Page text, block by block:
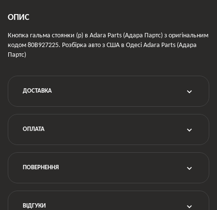
ОПИС
Кнопка гальма стоянки (p) в Adara Parts (Адара Партс) з оригінальним
кодом 80B927225. Розбірка авто з США в Одесі Adara Parts (Адара
Партс)
ДОСТАВКА
ОПЛАТА
ПОВЕРНЕННЯ
ВІДГУКИ